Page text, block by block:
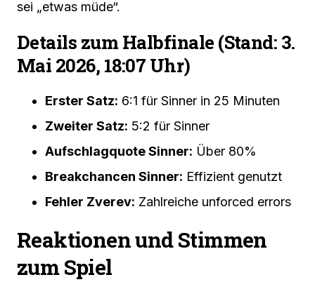
sei „etwas müde“.
Details zum Halbfinale (Stand: 3.
Mai 2026, 18:07 Uhr)
Erster Satz: 6:1 für Sinner in 25 Minuten
Zweiter Satz: 5:2 für Sinner
Aufschlagquote Sinner: Über 80%
Breakchancen Sinner: Effizient genutzt
Fehler Zverev: Zahlreiche unforced errors
Reaktionen und Stimmen
zum Spiel